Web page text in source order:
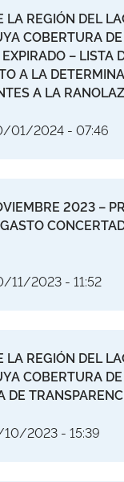
LA REGIÓN DEL
COBERTURA
– LISTA
A LA
A LA
01/2024 - 07:46
2023 –
11/2023 - 11:52
LA REGIÓN DEL
COBERTURA
DE
10/2023 - 15:39